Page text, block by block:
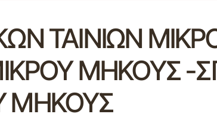
ΤΑΙΝΙΩΝ
ΜΗΚΟΥΣ -
ΜΗΚΟΥΣ